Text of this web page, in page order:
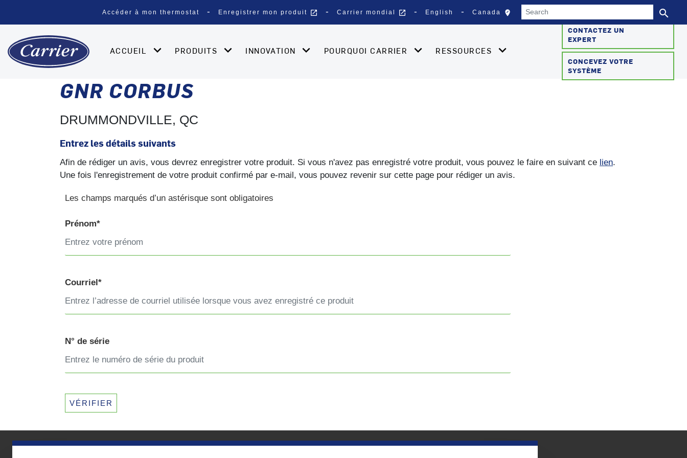
Accéder à mon thermostat Enregistrer mon produit open_in_new Carrier mondial open_in_new English Canada edit_locationSélectionnez votre
Search search
ACCUEIL PRODUITS INNOVATION POURQUOI CARRIER RESSOURCES
CONTACTEZ UN
EXPERT
CONCEVEZ VOTRE
SYSTÈME
GNR CORBUS
DRUMMONDVILLE, QC
Entrez les détails suivants
Afin de rédiger un avis, vous devrez enregistrer votre produit. Si vous n'avez pas enregistré votre produit, vous pouvez le faire en suivant ce lien.
Une fois l'enregistrement de votre produit confirmé par e-mail, vous pouvez revenir sur cette page pour rédiger un avis.
Les champs marqués d’un astérisque sont obligatoires
Prénom*
Courriel*
N° de série
VÉRIFIER